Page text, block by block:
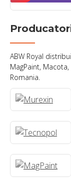
ABW Royal
MagPaint,
Romania.